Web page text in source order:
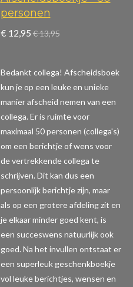
personen
€ 12,95 € 13,95
Bedankt collega! Afscheidsboek
kun je op een leuke en unieke
manier afscheid nemen van een
collega. Er is ruimte voor
maximaal 50 personen (collega's)
om een berichtje of wens voor
de vertrekkende collega te
schrijven. Dit kan dus een
persoonlijk berichtje zijn, maar
als op een grotere afdeling zit en
je elkaar minder goed kent, is
een succeswens natuurlijk ook
goed. Na het invullen ontstaat er
een superleuk geschenkboekje
vol leuke berichtjes, wensen en